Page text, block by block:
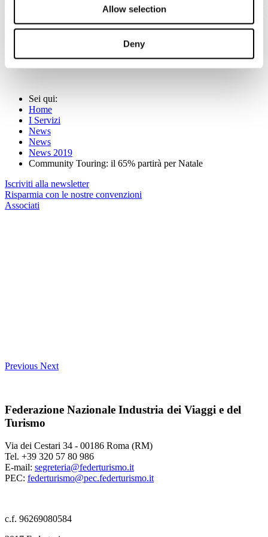
Allow selection
Deny
battuta Natale (29%): la vacanza media durerà 6 giorni. Il mezzo di
trasporto preferito sarà l’auto (48%), seguita dall’aereo (30%). Il
12% della community Touring poi avrà l’esigenza di noleggiare un
(Per maggiori informazioni:www.touringclub.it)
Sei qui:
Home
I Servizi
News
News
News 2019
Community Touring: il 65% partirà per Natale
Iscriviti alla newsletter
Risparmia con le nostre convenzioni
Associati
Previous Next
Federazione Nazionale Industria dei Viaggi e del
Turismo
Via dei Cestari 34 - 00186 Roma (RM)
Tel. +39 320 57 80 986
E-mail: segreteria@federturismo.it
PEC: federturismo@pec.federturismo.it
c.f. 96269080584